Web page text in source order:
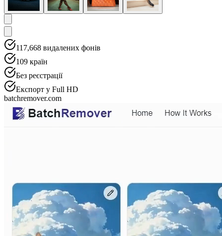
117,668 видалених фонів
109 країн
Без реєстрації
Експорт у Full HD
batchremover.com